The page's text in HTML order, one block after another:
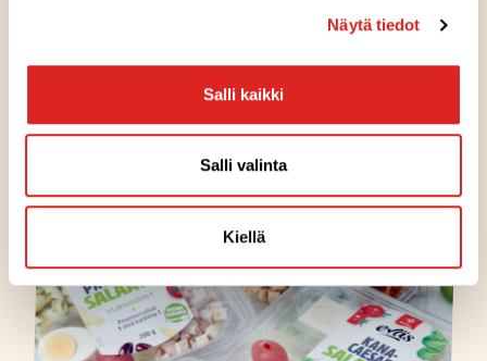
Näytä tiedot
Salli kaikki
Salli valinta
Kiellä
2010